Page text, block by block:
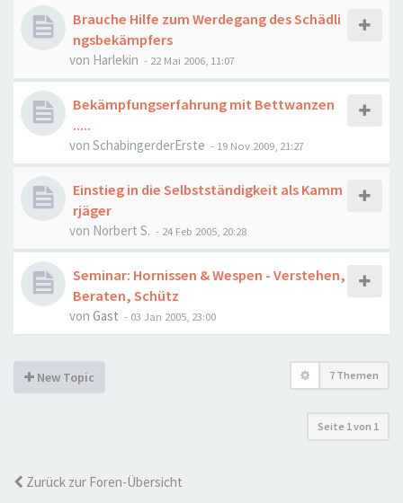
Brauche Hilfe zum Werdegang des Schädli
ngsbekämpfers
von Harlekin - 22 Mai 2006, 11:07
Bekämpfungserfahrung mit Bettwanzen
.....
von SchabingerderErste - 19 Nov 2009, 21:27
Einstieg in die Selbstständigkeit als Kamm
rjäger
von Norbert S. - 24 Feb 2005, 20:28
Seminar: Hornissen & Wespen - Verstehen,
Beraten, Schütz
von Gast - 03 Jan 2005, 23:00
New Topic 7 Themen
Seite 1von 1
Zurück zur Foren-Übersicht